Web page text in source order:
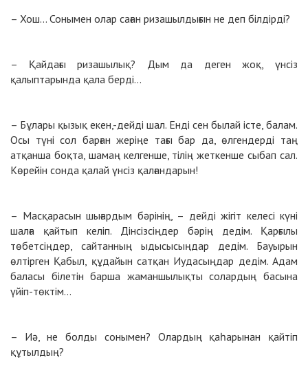
– Хош… Сонымен олар саған ризашылдығын не деп білдірді?
– Қайдағы ризашылық? Дым да деген жоқ, үнсіз
қалыптарында қала берді…
– Бұлары қызық екен,-дейді шал. Енді сен былай істе, балам.
Осы түні сол барған жеріңе тағы бар да, өлгендерді таң
атқанша боқта, шамаң келгенше, тілің жеткенше сыбап сал.
Көрейін сонда қалай үнсіз қалғандарын!
– Масқарасын шығардым бәрінің, – дейді жігіт келесі күні
шалға қайтып келіп. Дінсізсіңдер бәрің дедім. Қарғылы
төбетсіңдер, сайтанның ыдысысыңдар дедім. Бауырын
өлтірген Қабыл, құдайын сатқан Иудасыңдар дедім. Адам
баласы білетін барша жаманшылықты солардың басына
үйіп-төктім…
– Иә, не болды сонымен? Олардың қаһарынан қайтіп
құтылдың?